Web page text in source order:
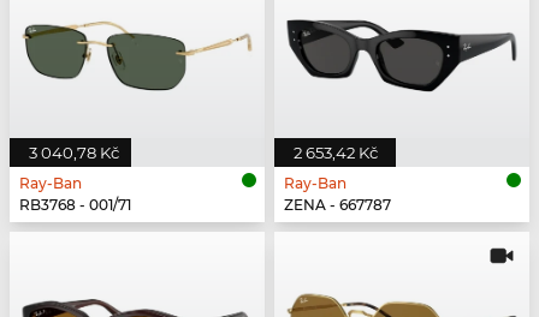
3 040,78 Kč
Ray-Ban
RB3768 - 001/71
2 653,42 Kč
Ray-Ban
ZENA - 667787